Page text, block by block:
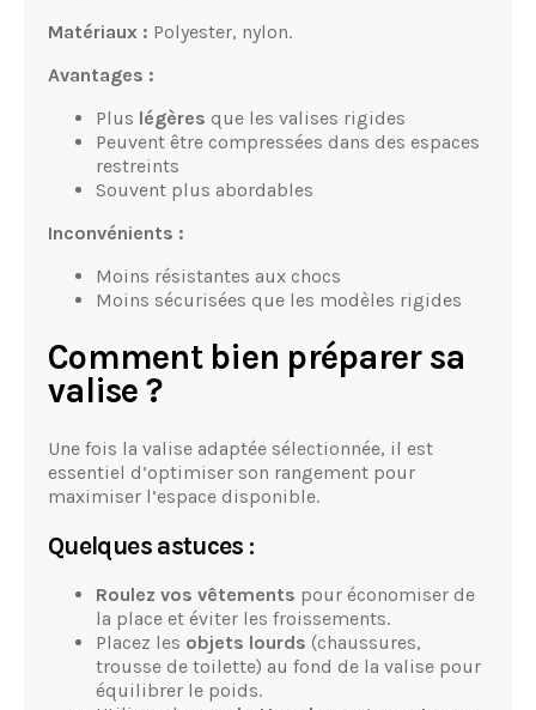
Matériaux : Polyester, nylon.
Avantages :
Plus légères que les valises rigides
Peuvent être compressées dans des espaces
restreints
Souvent plus abordables
Inconvénients :
Moins résistantes aux chocs
Moins sécurisées que les modèles rigides
Comment bien préparer sa
valise ?
Une fois la valise adaptée sélectionnée, il est
essentiel d’optimiser son rangement pour
maximiser l’espace disponible.
Quelques astuces :
Roulez vos vêtements pour économiser de
la place et éviter les froissements.
Placez les objets lourds (chaussures,
trousse de toilette) au fond de la valise pour
équilibrer le poids.